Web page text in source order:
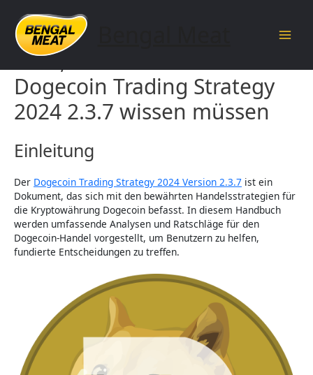
content
Alles, was Sie über den
Dogecoin Trading Strategy
2024 2.3.7 wissen müssen
Einleitung
Der Dogecoin Trading Strategy 2024 Version 2.3.7 ist ein
Dokument, das sich mit den bewährten Handelsstrategien für
die Kryptowährung Dogecoin befasst. In diesem Handbuch
werden umfassende Analysen und Ratschläge für den
Dogecoin-Handel vorgestellt, um Benutzern zu helfen,
fundierte Entscheidungen zu treffen.